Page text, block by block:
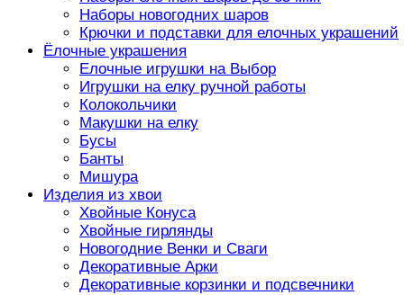
Наборы новогодних шаров
Крючки и подставки для елочных украшений
Ёлочные украшения
Елочные игрушки на Выбор
Игрушки на елку ручной работы
Колокольчики
Макушки на елку
Бусы
Банты
Мишура
Изделия из хвои
Хвойные Конуса
Хвойные гирлянды
Новогодние Венки и Сваги
Декоративные Арки
Декоративные корзинки и подсвечники